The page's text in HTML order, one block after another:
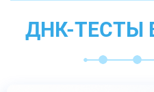
ДНК-ТЕСТЫ